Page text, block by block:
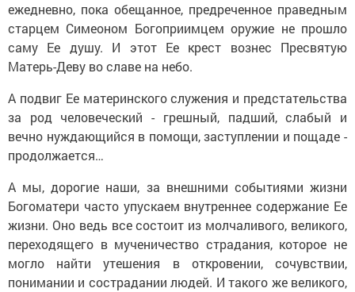
ежедневно, пока обещанное, предреченное праведным
старцем Симеоном Богоприимцем оружие не прошло
саму Ее душу. И этот Ее крест вознес Пресвятую
Матерь-Деву во славе на небо.
А подвиг Ее материнского служения и предстательства
за род человеческий - грешный, падший, слабый и
вечно нуждающийся в помощи, заступлении и пощаде -
продолжается…
А мы, дорогие наши, за внешними событиями жизни
Богоматери часто упускаем внутреннее содержание Ее
жизни. Оно ведь все состоит из молчаливого, великого,
переходящего в мученичество страдания, которое не
могло найти утешения в откровении, сочувствии,
понимании и сострадании людей. И такого же великого,